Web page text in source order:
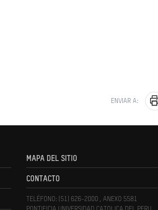
ENVIAR A:
MAPA DEL SITIO
CONTACTO
TELÉFONO: (51) 626-2000 , ANEXO 5581